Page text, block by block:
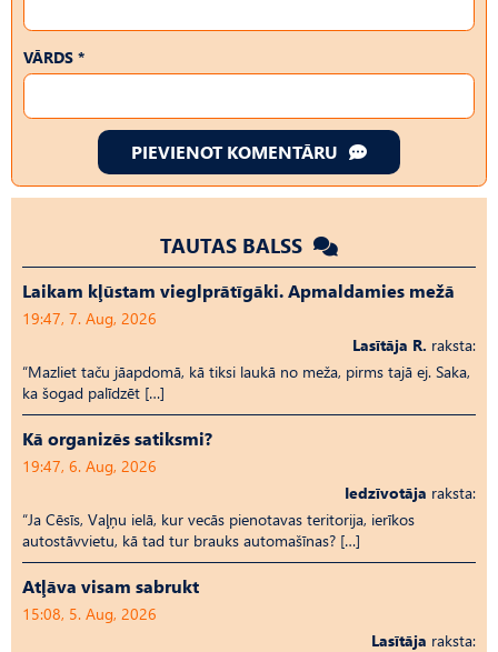
VĀRDS *
PIEVIENOT KOMENTĀRU
TAUTAS BALSS
Laikam kļūstam vieglprātīgāki. Apmaldamies mežā
19:47, 7. Aug, 2026
Lasītāja R. raksta:
“Mazliet taču jāapdomā, kā tiksi laukā no meža, pirms tajā ej. Saka,
ka šogad palīdzēt […]
Kā organizēs satiksmi?
19:47, 6. Aug, 2026
Iedzīvotāja raksta:
“Ja Cēsīs, Vaļņu ielā, kur vecās pienotavas teritorija, ierīkos
autostāvvietu, kā tad tur brauks automašīnas? […]
Atļāva visam sabrukt
15:08, 5. Aug, 2026
Lasītāja raksta: